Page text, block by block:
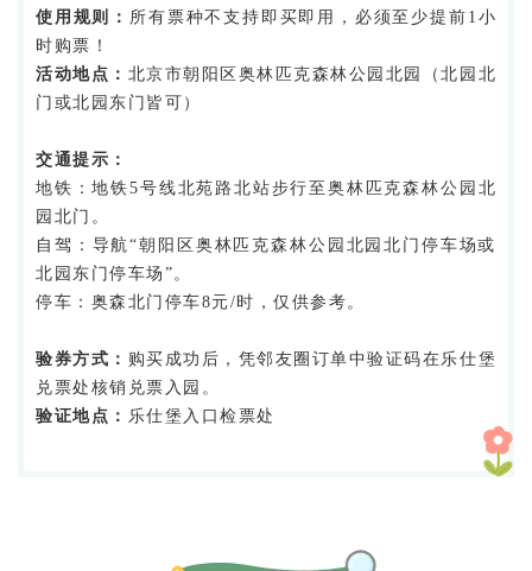
使用规则： 所有票种不支持即买即用，必须至少提前1小
时购票！
活动地点： 北京市朝阳区奥林匹克森林公园北园（北园北
门或北园东门皆可）
交通提示：
地铁：地铁5号线北苑路北站步行至奥林匹克森林公园北
园北门。
自驾：导航“朝阳区奥林匹克森林公园北园北门停车场或
北园东门停车场”。
停车：奥森北门停车8元/时，仅供参考。
验券方式： 购买成功后，凭邻友圈订单中验证码在乐仕堡
兑票处核销兑票入园。
验证地点： 乐仕堡入口检票处